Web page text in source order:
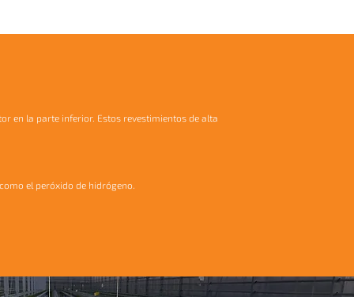
en la parte inferior. Estos revestimientos de alta
el peróxido de hidrógeno.